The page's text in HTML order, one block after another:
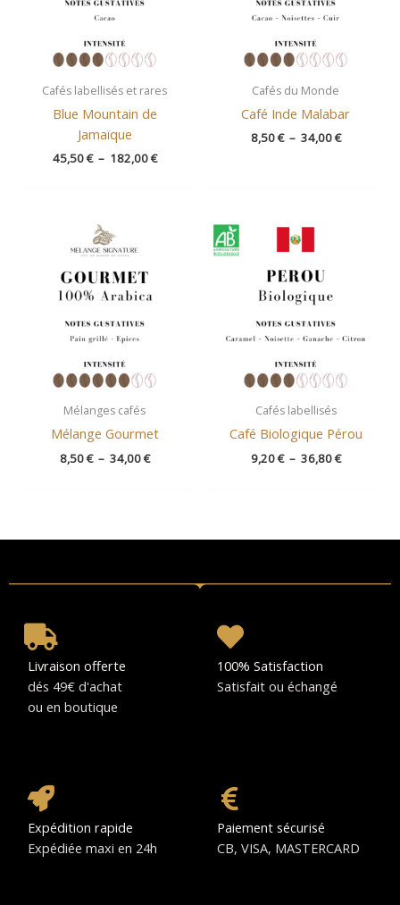
Cafés labellisés et rares
Blue Mountain de
Jamaïque
45,50€ – 182,00€
Cafés du Monde
Café Inde Malabar
8,50€ – 34,00€
Mélanges cafés
Mélange Gourmet
8,50€ – 34,00€
34,00 €
Cafés labellisés
Café Biologique Pérou
9,20€ – 36,80€
Livraison offerte
dés 49€ d'achat
ou en boutique
100% Satisfaction
Satisfait ou échangé
Expédition rapide
Expédiée maxi en 24h
Paiement sécurisé
CB, VISA, MASTERCARD